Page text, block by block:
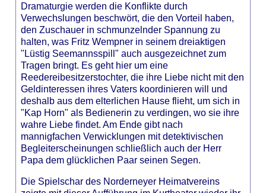
Dramaturgie werden die Konflikte durch
Verwechslungen beschwört, die den Vorteil haben,
den Zuschauer in schmunzelnder Spannung zu
halten, was Fritz Wempner in seinem dreiaktigen
"Lüstig Seemannsspill" auch ausgezeichnet zum
Tragen bringt. Es geht hier um eine
Reedereibesitzerstochter, die ihre Liebe nicht mit den
Geldinteressen ihres Vaters koordinieren will und
deshalb aus dem elterlichen Hause flieht, um sich in
"Kap Horn" als Bedienerin zu verdingen, wo sie ihre
wahre Liebe findet. Am Ende gibt nach
mannigfachen Verwicklungen mit detektivischen
Begleiterscheinungen schließlich auch der Herr
Papa dem glücklichen Paar seinen Segen.
Die Spielschar des Norderneyer Heimatvereins